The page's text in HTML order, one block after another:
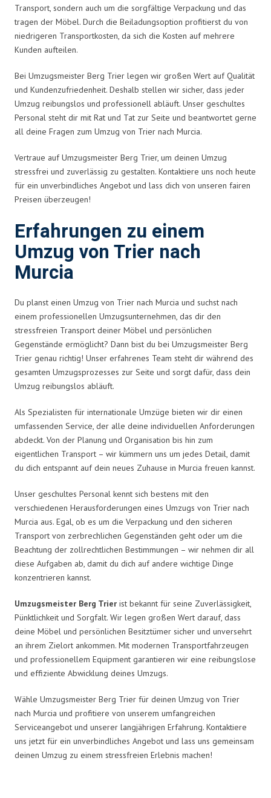
Transport, sondern auch um die sorgfältige Verpackung und das
tragen der Möbel. Durch die Beiladungsoption profitierst du von
niedrigeren Transportkosten, da sich die Kosten auf mehrere
Kunden aufteilen.
Bei Umzugsmeister Berg Trier legen wir großen Wert auf Qualität
und Kundenzufriedenheit. Deshalb stellen wir sicher, dass jeder
Umzug reibungslos und professionell abläuft. Unser geschultes
Personal steht dir mit Rat und Tat zur Seite und beantwortet gerne
all deine Fragen zum Umzug von Trier nach Murcia.
Vertraue auf Umzugsmeister Berg Trier, um deinen Umzug
stressfrei und zuverlässig zu gestalten. Kontaktiere uns noch heute
für ein unverbindliches Angebot und lass dich von unseren fairen
Preisen überzeugen!
Erfahrungen zu einem
Umzug von Trier nach
Murcia
Du planst einen Umzug von Trier nach Murcia und suchst nach
einem professionellen Umzugsunternehmen, das dir den
stressfreien Transport deiner Möbel und persönlichen
Gegenstände ermöglicht? Dann bist du bei Umzugsmeister Berg
Trier genau richtig! Unser erfahrenes Team steht dir während des
gesamten Umzugsprozesses zur Seite und sorgt dafür, dass dein
Umzug reibungslos abläuft.
Als Spezialisten für internationale Umzüge bieten wir dir einen
umfassenden Service, der alle deine individuellen Anforderungen
abdeckt. Von der Planung und Organisation bis hin zum
eigentlichen Transport – wir kümmern uns um jedes Detail, damit
du dich entspannt auf dein neues Zuhause in Murcia freuen kannst.
Unser geschultes Personal kennt sich bestens mit den
verschiedenen Herausforderungen eines Umzugs von Trier nach
Murcia aus. Egal, ob es um die Verpackung und den sicheren
Transport von zerbrechlichen Gegenständen geht oder um die
Beachtung der zollrechtlichen Bestimmungen – wir nehmen dir all
diese Aufgaben ab, damit du dich auf andere wichtige Dinge
konzentrieren kannst.
Umzugsmeister Berg Trier ist bekannt für seine Zuverlässigkeit,
Pünktlichkeit und Sorgfalt. Wir legen großen Wert darauf, dass
deine Möbel und persönlichen Besitztümer sicher und unversehrt
an ihrem Zielort ankommen. Mit modernen Transportfahrzeugen
und professionellem Equipment garantieren wir eine reibungslose
und effiziente Abwicklung deines Umzugs.
Wähle Umzugsmeister Berg Trier für deinen Umzug von Trier
nach Murcia und profitiere von unserem umfangreichen
Serviceangebot und unserer langjährigen Erfahrung. Kontaktiere
uns jetzt für ein unverbindliches Angebot und lass uns gemeinsam
deinen Umzug zu einem stressfreien Erlebnis machen!